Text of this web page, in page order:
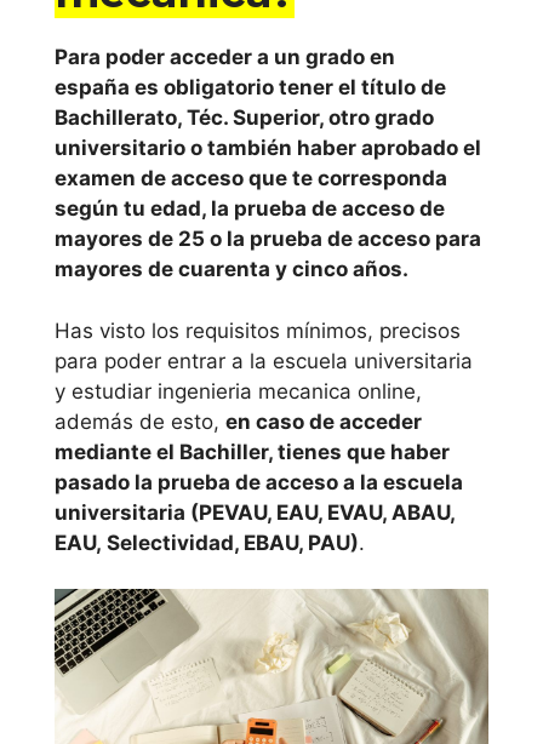
Para poder acceder a un grado en
españa es obligatorio tener el título de
Bachillerato, Téc. Superior, otro grado
universitario o también haber aprobado el
examen de acceso que te corresponda
según tu edad, la prueba de acceso de
mayores de 25 o la prueba de acceso para
mayores de cuarenta y cinco años.
Has visto los requisitos mínimos, precisos
para poder entrar a la escuela universitaria
y estudiar ingenieria mecanica online,
además de esto, en caso de acceder
mediante el Bachiller, tienes que haber
pasado la prueba de acceso a la escuela
universitaria (PEVAU, EAU, EVAU, ABAU,
EAU, Selectividad, EBAU, PAU).